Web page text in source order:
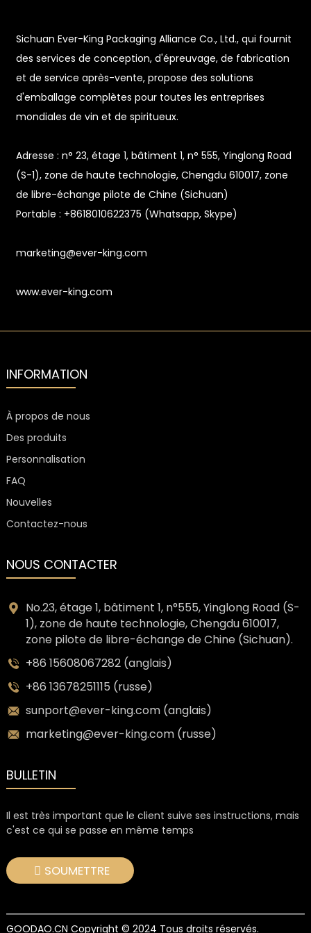
Sichuan Ever-King Packaging Alliance Co., Ltd., qui fournit
des services de conception, d'épreuvage, de fabrication
et de service après-vente, propose des solutions
d'emballage complètes pour toutes les entreprises
mondiales de vin et de spiritueux.
Adresse : n° 23, étage 1, bâtiment 1, n° 555, Yinglong Road
(S-1), zone de haute technologie, Chengdu 610017, zone
de libre-échange pilote de Chine (Sichuan)
Portable : +8618010622375 (Whatsapp, Skype)
marketing@ever-king.com
www.ever-king.com
INFORMATION
À propos de nous
Des produits
Personnalisation
FAQ
Nouvelles
Contactez-nous
NOUS CONTACTER
No.23, étage 1, bâtiment 1, n°555, Yinglong Road (S-
1), zone de haute technologie, Chengdu 610017,
zone pilote de libre-échange de Chine (Sichuan).
+86 15608067282 (anglais)
+86 13678251115 (russe)
sunport@ever-king.com (anglais)
marketing@ever-king.com (russe)
BULLETIN
Il est très important que le client suive ses instructions, mais
c'est ce qui se passe en même temps
SOUMETTRE
GOODAO.CN Copyright © 2024 Tous droits réservés.